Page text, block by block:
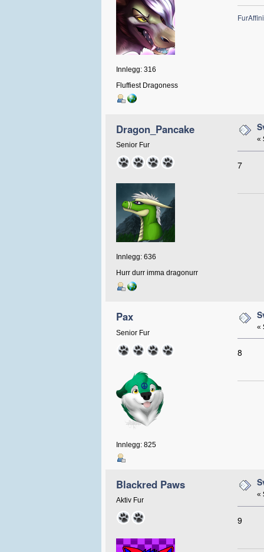
Innlegg: 316
Fluffiest Dragoness
Dragon_Pancake
Senior Fur
Innlegg: 636
Hurr durr imma dragonurr
«
7
Pax
Senior Fur
Innlegg: 825
«
8
Blackred Paws
Aktiv Fur
«
9